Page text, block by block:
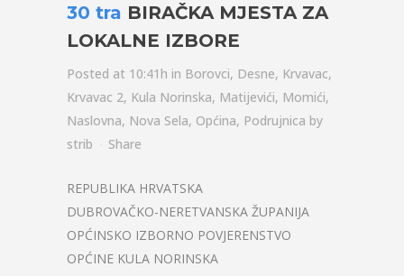
30 tra BIRAČKA MJESTA ZA
LOKALNE IZBORE
Posted at 10:41h in Borovci, Desne, Krvavac,
Krvavac 2, Kula Norinska, Matijevići, Momići,
Naslovna, Nova Sela, Općina, Podrujnica by
strib
Share
REPUBLIKA HRVATSKA
DUBROVAČKO-NERETVANSKA ŽUPANIJA
OPĆINSKO IZBORNO POVJERENSTVO
OPĆINE KULA NORINSKA